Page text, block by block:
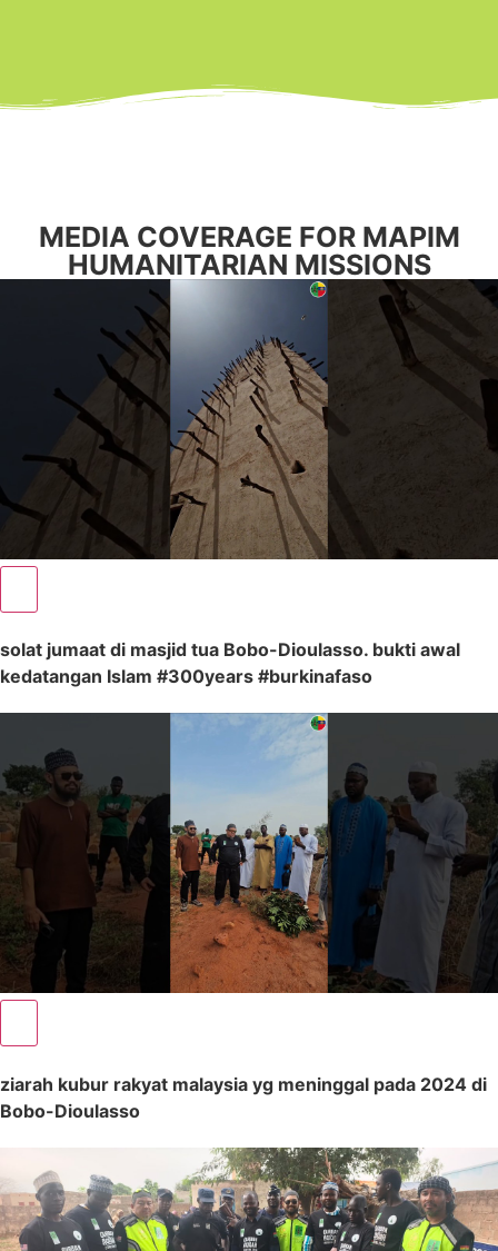
MEDIA COVERAGE FOR MAPIM
HUMANITARIAN MISSIONS
solat jumaat di masjid tua Bobo-Dioulasso. bukti awal
kedatangan Islam #300years #burkinafaso
ziarah kubur rakyat malaysia yg meninggal pada 2024 di
Bobo-Dioulasso